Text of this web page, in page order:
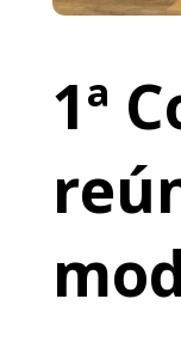
1ª